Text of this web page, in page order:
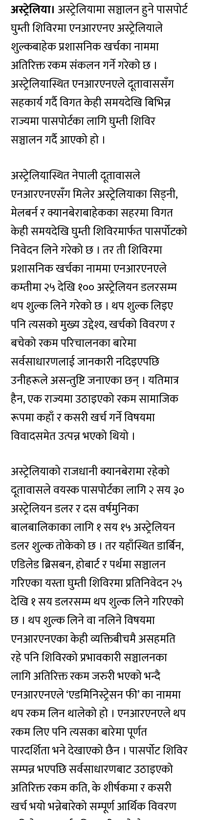
अस्ट्रेलिया। अस्ट्रेलियामा सञ्चालन हुने पासपोर्ट
घुम्ती शिविरमा एनआरएनए अस्ट्रेलियाले
शुल्कबाहेक प्रशासनिक खर्चका नाममा
अतिरिक्त रकम संकलन गर्ने गरेको छ ।
अस्ट्रेलियास्थित एनआरएनएले दूतावाससँग
सहकार्य गर्दै विगत केही समयदेखि बिभिन्न
राज्यमा पासपोर्टका लागि घुम्ती शिविर
सञ्चालन गर्दै आएको हो ।
अस्ट्रेलियास्थित नेपाली दूतावासले
एनआरएनएसँग मिलेर अस्ट्रेलियाका सिड्नी,
मेलबर्न र क्यानबेराबाहेकका सहरमा विगत
केही समयदेखि घुम्ती शिविरमार्फत पासर्पोटको
निवेदन लिने गरेको छ । तर ती शिविरमा
प्रशासनिक खर्चका नाममा एनआरएनएले
कम्तीमा २५ देखि १०० अस्ट्रेलियन डलरसम्म
थप शुल्क लिने गरेको छ । थप शुल्क लिइए
पनि त्यसको मुख्य उद्देश्य, खर्चको विवरण र
बचेको रकम परिचालनका बारेमा
सर्वसाधारणलाई जानकारी नदिइएपछि
उनीहरूले असन्तुष्टि जनाएका छन् । यतिमात्र
हैन, एक राज्यमा उठाइएको रकम सामाजिक
रूपमा कहाँ र कसरी खर्च गर्ने विषयमा
विवादसमेत उत्पन्न भएको थियो ।
अस्ट्रेलियाको राजधानी क्यानबेरामा रहेको
दूतावासले वयस्क पासपोर्टका लागि २ सय ३०
अस्ट्रेलियन डलर र दस वर्षमुनिका
बालबालिकाका लागि १ सय १५ अस्ट्रेलियन
डलर शुल्क तोकेको छ । तर यहाँस्थित डार्बिन,
एडिलेड ब्रिसबन, होबार्ट र पर्थमा सञ्चालन
गरिएका यस्ता घुम्ती शिविरमा प्रतिनिवेदन २५
देखि १ सय डलरसम्म थप शुल्क लिने गरिएको
छ । थप शुल्क लिने वा नलिने विषयमा
एनआरएनएका केही व्यक्तिबीचमै असहमति
रहे पनि शिविरको प्रभावकारी सञ्चालनका
लागि अतिरिक्त रकम जरुरी भएको भन्दै
एनआरएनएले ‘एडमिनिस्ट्रेसन फी’ का नाममा
थप रकम लिन थालेको हो । एनआरएनएले थप
रकम लिए पनि त्यसका बारेमा पूर्णत
पारदर्शिता भने देखाएको छैन । पासर्पोट शिविर
सम्पन्न भएपछि सर्वसाधारणबाट उठाइएको
अतिरिक्त रकम कति, के शीर्षकमा र कसरी
खर्च भयो भन्नेबारेको सम्पूर्ण आर्थिक विवरण